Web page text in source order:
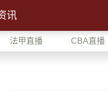
讯
法甲直播 CBA直播